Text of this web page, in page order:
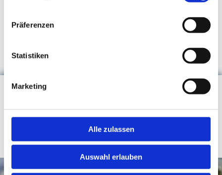
Präferenzen
Statistiken
Marketing
Alle zulassen
Auswahl erlauben
RUFEN SIE AN +49 (0) 5402 2132
senden Sie uns eineE-Mail
unserKontaktformular.